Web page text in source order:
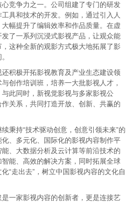
竞争力之一。公司组建了专门的研发
具和技术的开发。例如，通过引入人
幅提升了编辑效率和作品质量。在虚
了一系列沉浸式影视产品，让观众能
这种全新的观影方式极大地拓展了影
积极开拓影视教育及产业生态建设领
创作培训班，培养一大批影视人才，
此同时，新视觉影视与多家影视公
关系，共同打造开放、创新、共赢的
秉持“技术驱动创意，创意引领未来”的
、多元化、国际化的影视内容制作平
、大数据分析及云计算等前沿技术的
能、高效的解决方案，同时拓展全球
“走出去”，树立中国影视内容的文化自
一家影视内容的创新者，更是连接艺